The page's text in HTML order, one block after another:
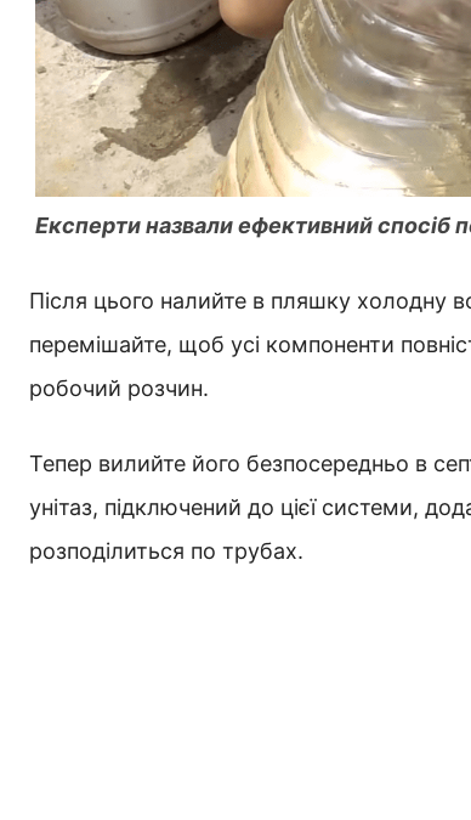
Експерти назвали ефективний спосіб
Після цього налийте в пляшку холодну
перемішайте, щоб усі компоненти
робочий розчин.
Тепер вилийте його безпосередньо в
унітаз, підключений до цієї системи,
розподілиться по трубах.